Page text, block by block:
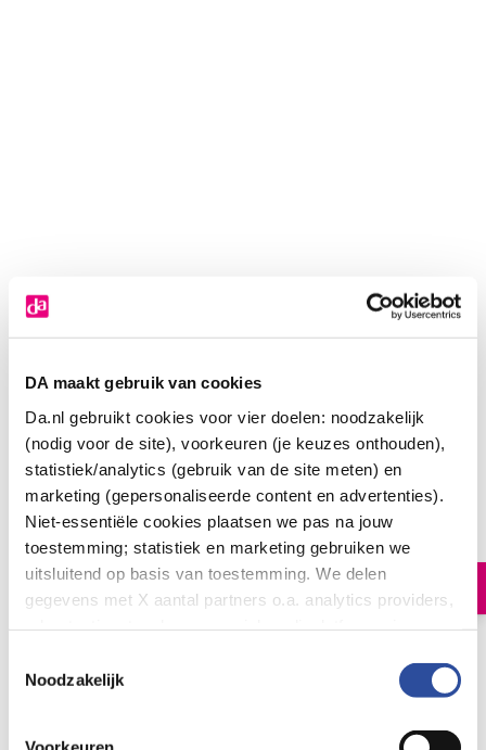
DA maakt gebruik van cookies
Da.nl gebruikt cookies voor vier doelen: noodzakelijk
(nodig voor de site), voorkeuren (je keuzes onthouden),
statistiek/analytics (gebruik van de site meten) en
marketing (gepersonaliseerde content en advertenties).
Niet-essentiële cookies plaatsen we pas na jouw
toestemming; statistiek en marketing gebruiken we
uitsluitend op basis van toestemming. We delen
gegevens met X aantal partners o.a. analytics providers,
en de bewaartermijnen per categorie. Je kunt je keuze op
Noodzakelijk
Yarrah Kat alucup kip kalkoen bio
100.0Gram 1.
In winkelmand
Let op: niet alle producten zijn verkrijgbaar in onze winkels
Bestelling af te halen in